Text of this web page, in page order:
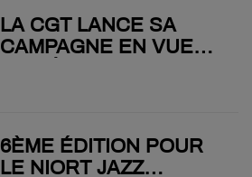
LA CGT LANCE SA
CAMPAGNE EN VUE
PUBLIQUE
6ÈME ÉDITION POUR
LE NIORT JAZZ